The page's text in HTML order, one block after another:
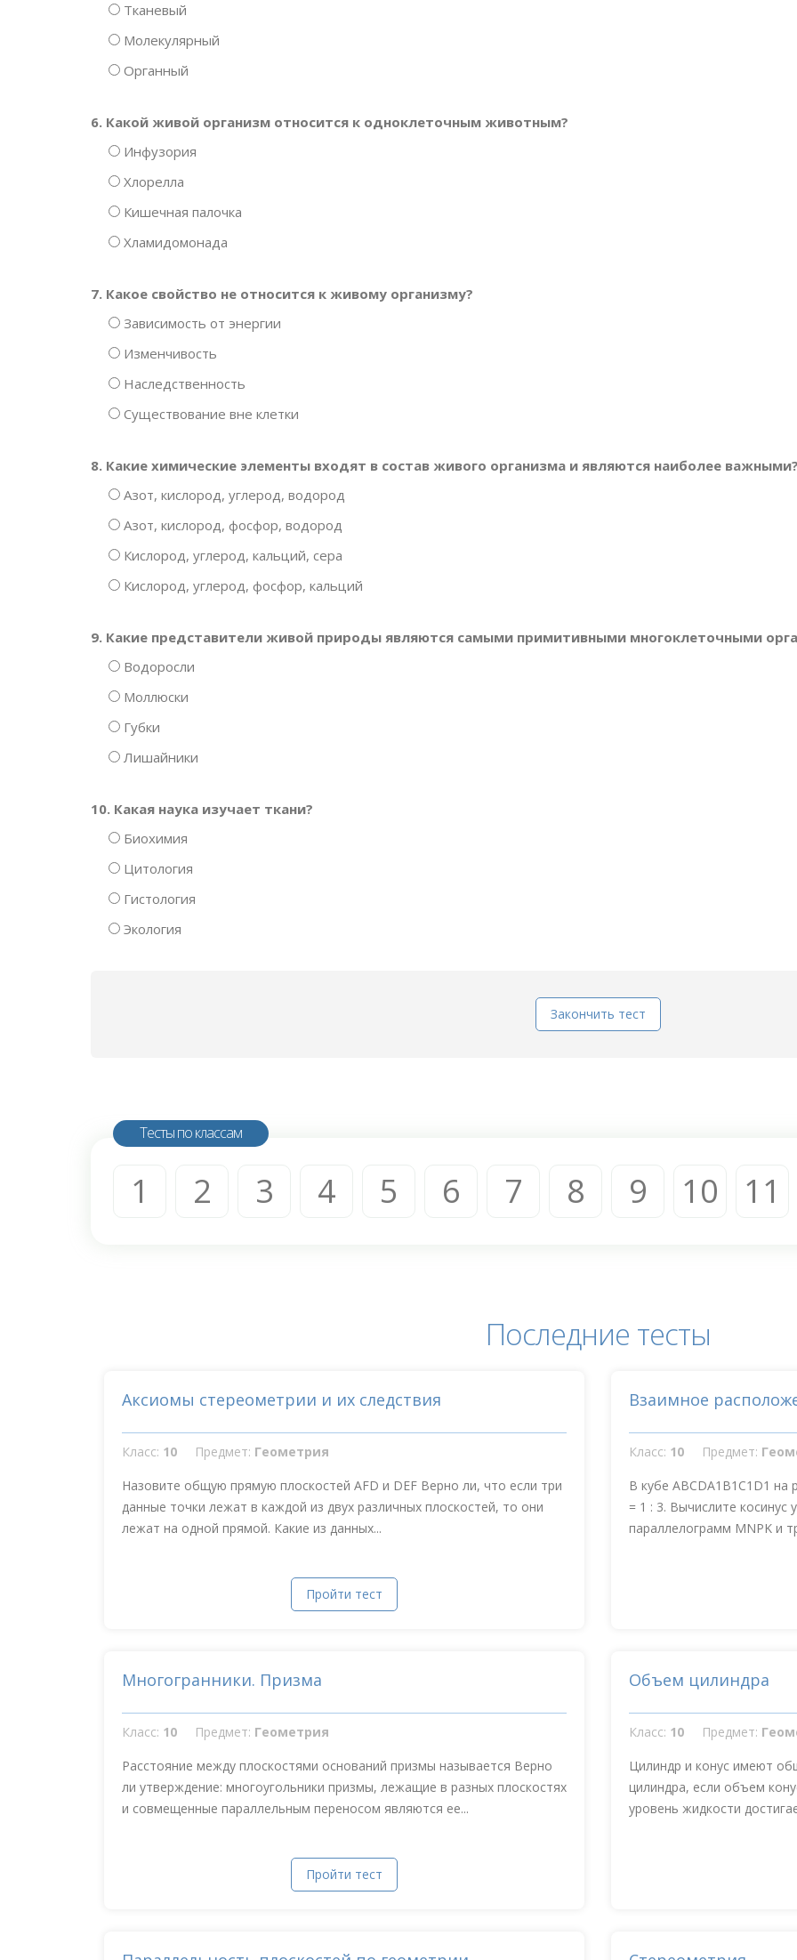
Тканевый
Молекулярный
Органный
6. Какой живой организм относится к одноклеточным животным?
Инфузория
Хлорелла
Кишечная палочка
Хламидомонада
7. Какое свойство не относится к живому организму?
Зависимость от энергии
Изменчивость
Наследственность
Существование вне клетки
8. Какие химические элементы входят в состав живого организма и являются наиболее важными?
Азот, кислород, углерод, водород
Азот, кислород, фосфор, водород
Кислород, углерод, кальций, сера
Кислород, углерод, фосфор, кальций
9. Какие представители живой природы являются самыми примитивными многоклеточными
Водоросли
Моллюски
Губки
Лишайники
10. Какая наука изучает ткани?
Биохимия
Цитология
Гистология
Экология
Закончить тест
Тесты по классам
1 2 3 4 5 6 7 8 9 10 11
Последние тесты
Аксиомы стереометрии и их следствия
Класс: 10 Предмет: Геометрия
Назовите общую прямую плоскостей AFD и DEF Верно ли, что если три
данные точки лежат в каждой из двух различных плоскостей, то они
лежат на одной прямой. Какие из данных...
Пройти тест
Взаимное
Класс: 10 Предмет:
В кубе ABCDA1B1C1D1 на
= 1 : 3. Вычислите
параллелограмм MNPK и
Многогранники. Призма
Класс: 10 Предмет: Геометрия
Расстояние между плоскостями оснований призмы называется Верно
ли утверждение: многоугольники призмы, лежащие в разных плоскостях
и совмещенные параллельным переносом являются ее...
Пройти тест
Объем цилиндра
Класс: 10 Предмет:
Цилиндр и конус имеют
цилиндра, если объем
уровень жидкости